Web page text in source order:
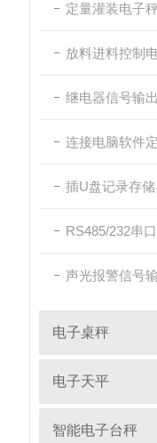
定量灌装电子
放料进料控制
继电器信号输
连接电脑软件
插U盘记录存
RS485/232串
声光报警信号
电子桌秤
电子天平
智能电子台秤